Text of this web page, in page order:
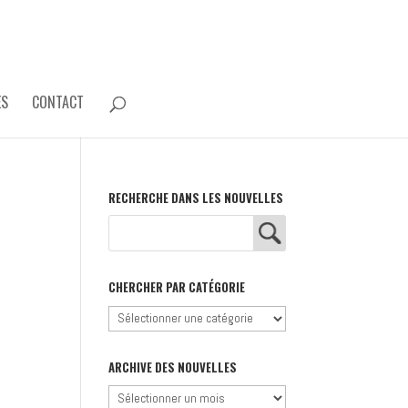
CONTACT
RECHERCHE DANS LES NOUVELLES
CHERCHER PAR CATÉGORIE
Chercher
catégorie
ARCHIVE DES NOUVELLES
Archive